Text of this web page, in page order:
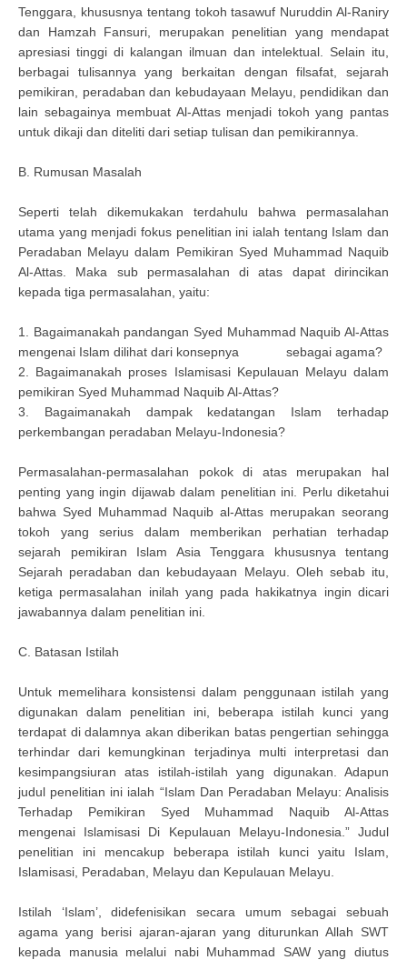
Tenggara, khususnya tentang tokoh tasawuf Nuruddin Al-Raniry
dan Hamzah Fansuri, merupakan penelitian yang mendapat
apresiasi tinggi di kalangan ilmuan dan intelektual. Selain itu,
berbagai tulisannya yang berkaitan dengan filsafat, sejarah
pemikiran, peradaban dan kebudayaan Melayu, pendidikan dan
lain sebagainya membuat Al-Attas menjadi tokoh yang pantas
untuk dikaji dan diteliti dari setiap tulisan dan pemikirannya.
B. Rumusan Masalah
Seperti telah dikemukakan terdahulu bahwa permasalahan
utama yang menjadi fokus penelitian ini ialah tentang Islam dan
Peradaban Melayu dalam Pemikiran Syed Muhammad Naquib
Al-Attas. Maka sub permasalahan di atas dapat dirincikan
kepada tiga permasalahan, yaitu:
1. Bagaimanakah pandangan Syed Muhammad Naquib Al-Attas
mengenai Islam dilihat dari konsepnya sebagai agama?
2. Bagaimanakah proses Islamisasi Kepulauan Melayu dalam
pemikiran Syed Muhammad Naquib Al-Attas?
3. Bagaimanakah dampak kedatangan Islam terhadap
perkembangan peradaban Melayu-Indonesia?
Permasalahan-permasalahan pokok di atas merupakan hal
penting yang ingin dijawab dalam penelitian ini. Perlu diketahui
bahwa Syed Muhammad Naquib al-Attas merupakan seorang
tokoh yang serius dalam memberikan perhatian terhadap
sejarah pemikiran Islam Asia Tenggara khususnya tentang
Sejarah peradaban dan kebudayaan Melayu. Oleh sebab itu,
ketiga permasalahan inilah yang pada hakikatnya ingin dicari
jawabannya dalam penelitian ini.
C. Batasan Istilah
Untuk memelihara konsistensi dalam penggunaan istilah yang
digunakan dalam penelitian ini, beberapa istilah kunci yang
terdapat di dalamnya akan diberikan batas pengertian sehingga
terhindar dari kemungkinan terjadinya multi interpretasi dan
kesimpangsiuran atas istilah-istilah yang digunakan. Adapun
judul penelitian ini ialah “Islam Dan Peradaban Melayu: Analisis
Terhadap Pemikiran Syed Muhammad Naquib Al-Attas
mengenai Islamisasi Di Kepulauan Melayu-Indonesia.” Judul
penelitian ini mencakup beberapa istilah kunci yaitu Islam,
Islamisasi, Peradaban, Melayu dan Kepulauan Melayu.
Istilah ‘Islam’, didefenisikan secara umum sebagai sebuah
agama yang berisi ajaran-ajaran yang diturunkan Allah SWT
kepada manusia melalui nabi Muhammad SAW yang diutus